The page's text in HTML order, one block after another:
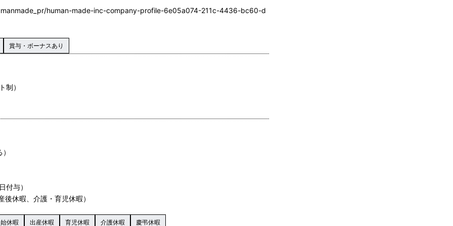
human-made-inc-company-profile-6e05a074-211c-4436-bc60-d
賞与・ボーナスあり
制）
付与）
休暇、介護・育児休暇）
休暇 出産休暇 育児休暇 介護休暇 慶弔休暇